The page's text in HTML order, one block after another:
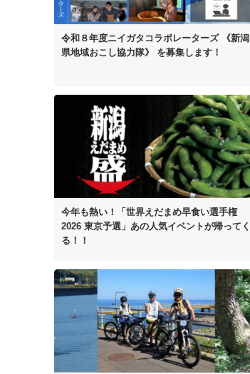
令和８年度ニイガタコラボレーターズ
《新潟
県地域おこし協力隊》 を募集します！
今年も熱い！
「世界えだまめ早食い選手権
2026 東京予選」 あの人気イベントが帰ってく
る！！